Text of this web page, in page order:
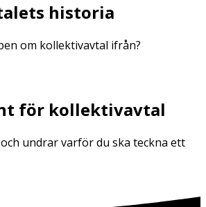
historia
om kollektivavtal ifrån?
för kollektivavtal
undrar varför du ska teckna ett